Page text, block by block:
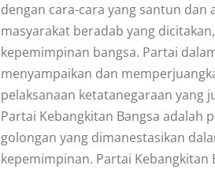
dengan cara-cara yang santun
masyarakat beradab yang
kepemimpinan bangsa. Partai
menyampaikan dan
pelaksanaan ketatanegaraan yang
Partai Kebangkitan Bangsa adalah
golongan yang dimanestasikan
kepemimpinan. Partai